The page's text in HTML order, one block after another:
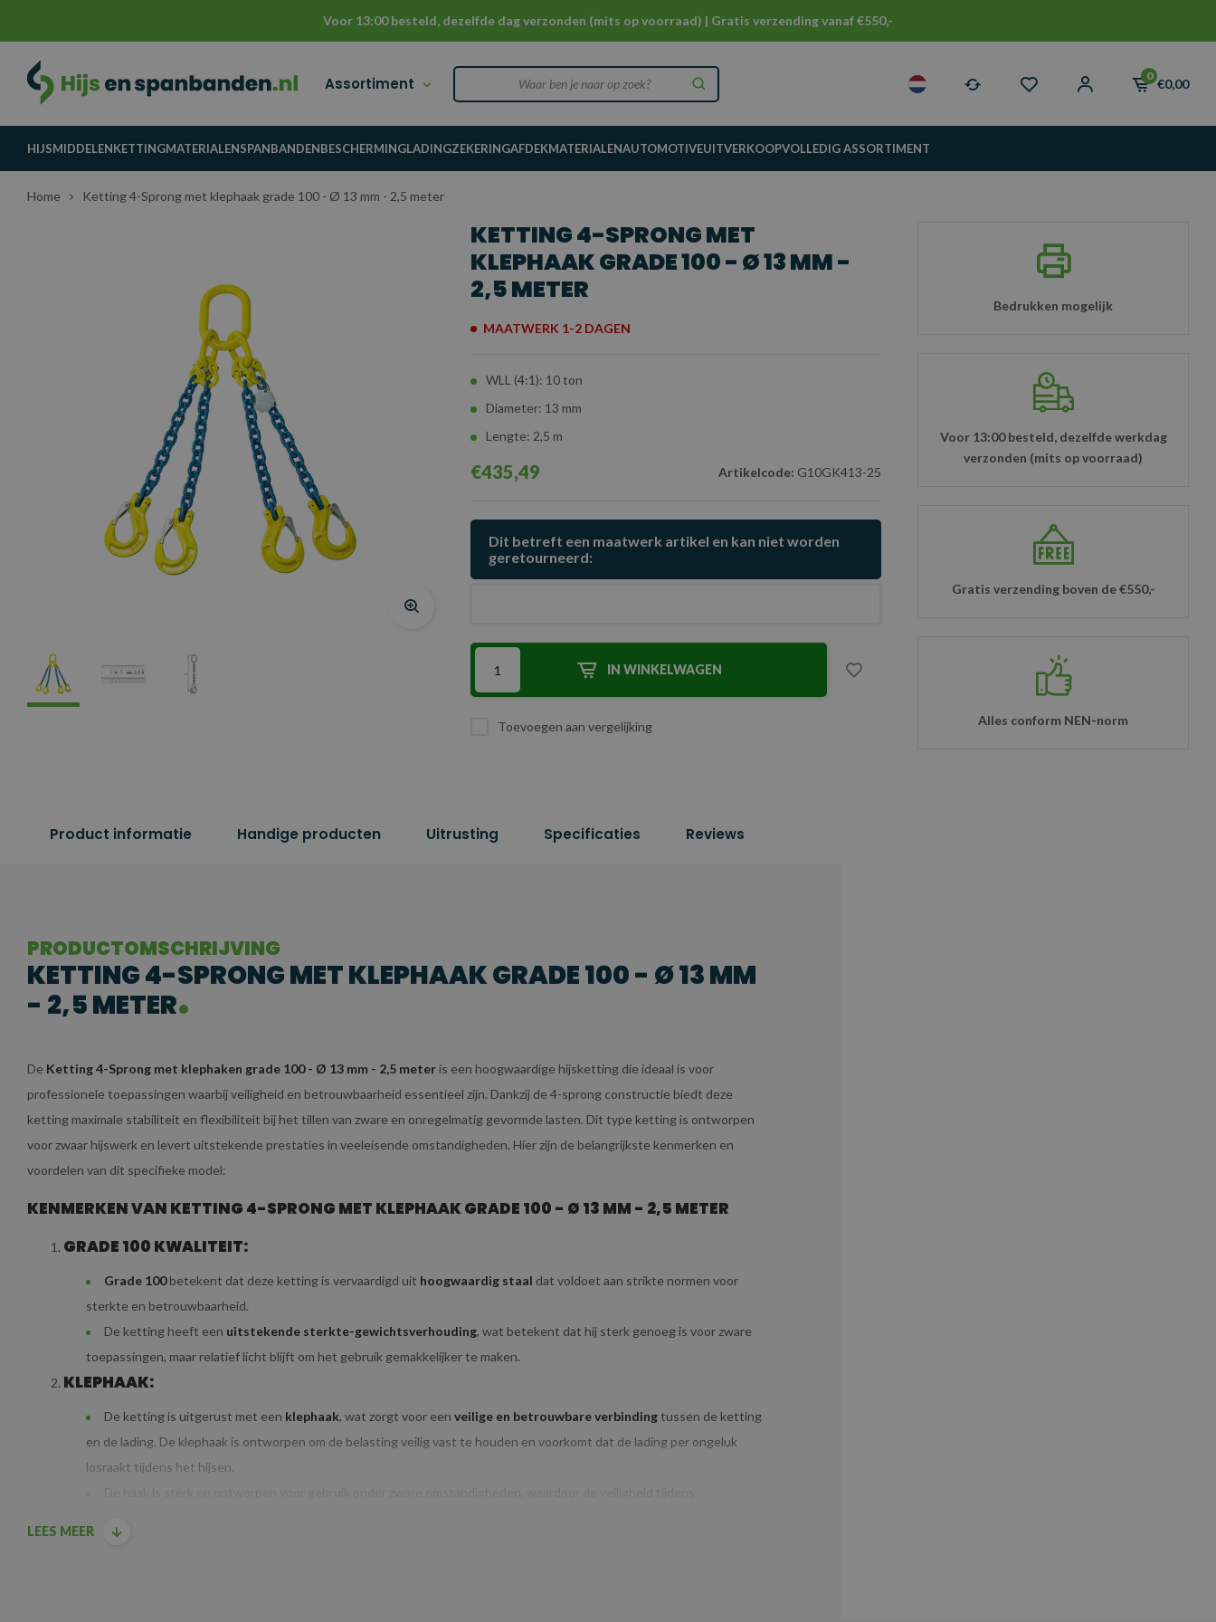
Voor 13:00 besteld, dezelfde dag verzonden (mits op voorraad) | Gratis verzending vanaf €550,-
Assortiment 0
€0,00
HIJSMIDDELENKETTINGMATERIALENSPANBANDENBESCHERMINGLADINGZEKERINGAFDEKMATERIALENAUTOMOTIVEUITVERKOOPVOLLEDIG ASSORTIMENT
Home Ketting 4-Sprong met klephaak grade 100 - Ø 13 mm - 2,5 meter
KETTING 4-SPRONG MET
KLEPHAAK GRADE 100 - Ø 13 MM -
2,5 METER
MAATWERK 1-2 DAGEN
WLL (4:1): 10 ton
Diameter: 13 mm
Lengte: 2,5 m
€435,49 Artikelcode: G10GK413-25
Dit betreft een maatwerk artikel en kan niet worden
geretourneerd:
IN WINKELWAGEN
Toevoegen aan vergelijking
Bedrukken mogelijk
Voor 13:00 besteld, dezelfde werkdag
verzonden (mits op voorraad)
Gratis verzending boven de €550,-
Alles conform NEN-norm
Product informatie Handige producten Uitrusting Specificaties Reviews
PRODUCTOMSCHRIJVING
KETTING 4-SPRONG MET KLEPHAAK GRADE 100 - Ø 13 MM
- 2,5 METER
De Ketting 4-Sprong met klephaken grade 100 - Ø 13 mm - 2,5 meteris een hoogwaardige hijsketting die ideaal is voor
professionele toepassingen waarbij veiligheid en betrouwbaarheid essentieel zijn. Dankzij de 4-sprong constructie biedt deze
ketting maximale stabiliteit en flexibiliteit bij het tillen van zware en onregelmatig gevormde lasten. Dit type ketting is ontworpen
voor zwaar hijswerk en levert uitstekende prestaties in veeleisende omstandigheden. Hier zijn de belangrijkste kenmerken en
voordelen van dit specifieke model:
KENMERKEN VAN KETTING 4-SPRONG MET KLEPHAAK GRADE 100 - Ø 13 MM - 2,5 METER
GRADE 100 KWALITEIT:
Grade 100betekent dat deze ketting is vervaardigd uit hoogwaardig staal dat voldoet aan strikte normen voor
sterkte en betrouwbaarheid.
De ketting heeft een uitstekende sterkte-gewichtsverhouding, wat betekent dat hij sterk genoeg is voor zware
toepassingen, maar relatief licht blijft om het gebruik gemakkelijker te maken.
KLEPHAAK:
De ketting is uitgerust met een klephaak, wat zorgt voor een veilige en betrouwbare verbindingtussen de ketting
en de lading. De klephaak is ontworpen om de belasting veilig vast te houden en voorkomt dat de lading per ongeluk
losraakt tijdens het hijsen.
DIAMETER & HIJSLAST VAN DE HIJSKETTING:
LEES MEER